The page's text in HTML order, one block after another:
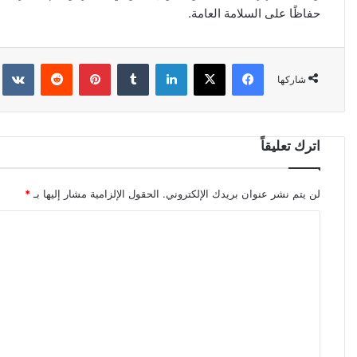
حفاظًا على السلامة العامة.
شاركها
فيسبوك لينكدإن بينتيريست
اترك تعليقاً
لن يتم نشر عنوان بريدك الإلكتروني. الحقول الإلزامية مشار إليها بـ *